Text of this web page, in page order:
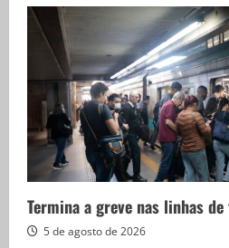
por
profundidade
dinamismo
marca
40
anos
do
Revista
Brasil
Termina a greve nas linhas
5 de agosto de 2026